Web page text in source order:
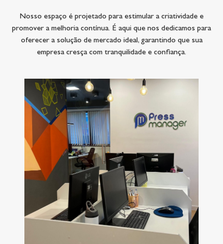
Nosso espaço é projetado para estimular a criatividade e
promover a melhoria contínua. É aqui que nos dedicamos para
oferecer a solução de mercado ideal, garantindo que sua
empresa cresça com tranquilidade e confiança.